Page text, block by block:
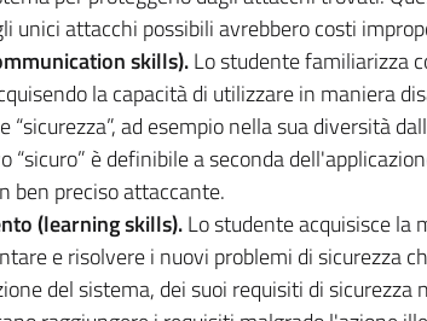
unici attacchi possibili avrebbero costi
skills).Lo studente familiarizza
la capacità di utilizzare in maniera
ad esempio nella sua diversità
“sicuro” è definibile a seconda
ben preciso attaccante.
(learning skills).Lo studente acquisisce la
e risolvere i nuovi problemi di sicurezza
del sistema, dei suoi requisiti di sicurezza